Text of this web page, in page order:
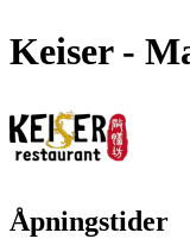
Keiser -
Åpningstider